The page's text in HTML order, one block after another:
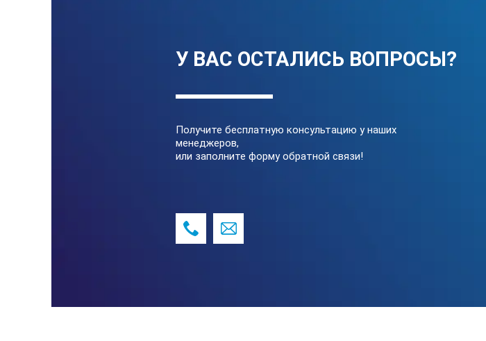
У ВАС ОСТАЛИСЬ ВОПРОСЫ?
Получите бесплатную консультацию у наших
менеджеров,
или заполните форму обратной связи!